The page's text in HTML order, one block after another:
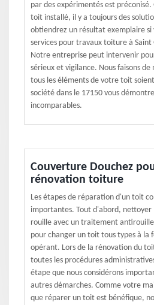
par des expérimentés est
toit installé, il y a toujours des
obtiendrez un résultat exemplaire si
services pour travaux toiture à Saint
Notre entreprise peut intervenir
sérieux et vigilance. Nous faisons
tous les éléments de votre toit
société dans le 17150 vous
incomparables.
Couverture Douchez
rénovation toiture
Les étapes de réparation d'un toit
importantes. Tout d'abord,
rouille avec un traitement
pour changer un toit tous types à la
opérant. Lors de la rénovation du
toutes les procédures
étape que nous considérons
autres démarches. Comme votre
que réparer un toit est bénéfique,